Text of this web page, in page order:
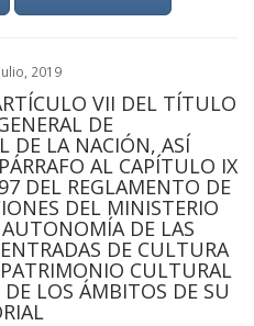
2019
VII DEL TÍTULO
DE
DE LA NACIÓN, ASÍ
AL CAPÍTULO IX
DEL REGLAMENTO DE
DEL MINISTERIO
DE LAS
DE CULTURA
CULTURAL
LOS ÁMBITOS DE SU